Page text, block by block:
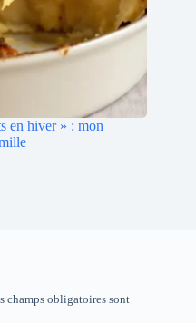
en hiver » : mon
champs obligatoires sont